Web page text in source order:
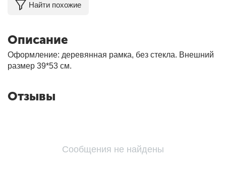
Найти похожие
Описание
Оформление: деревянная рамка, без стекла. Внешний
размер 39*53 см.
Отзывы
Сообщения не найдены